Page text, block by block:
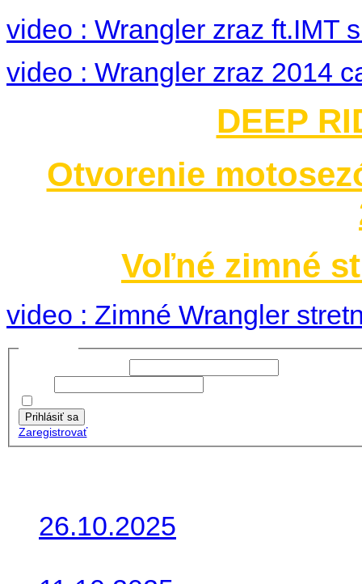
video : Wrangler zraz ft.IMT
video : Wrangler zraz 2014
DEEP
Otvorenie
Voľné zimné
video : Zimné Wrangler
Prihlásiť sa
Zaregistrovať
26.10.2025